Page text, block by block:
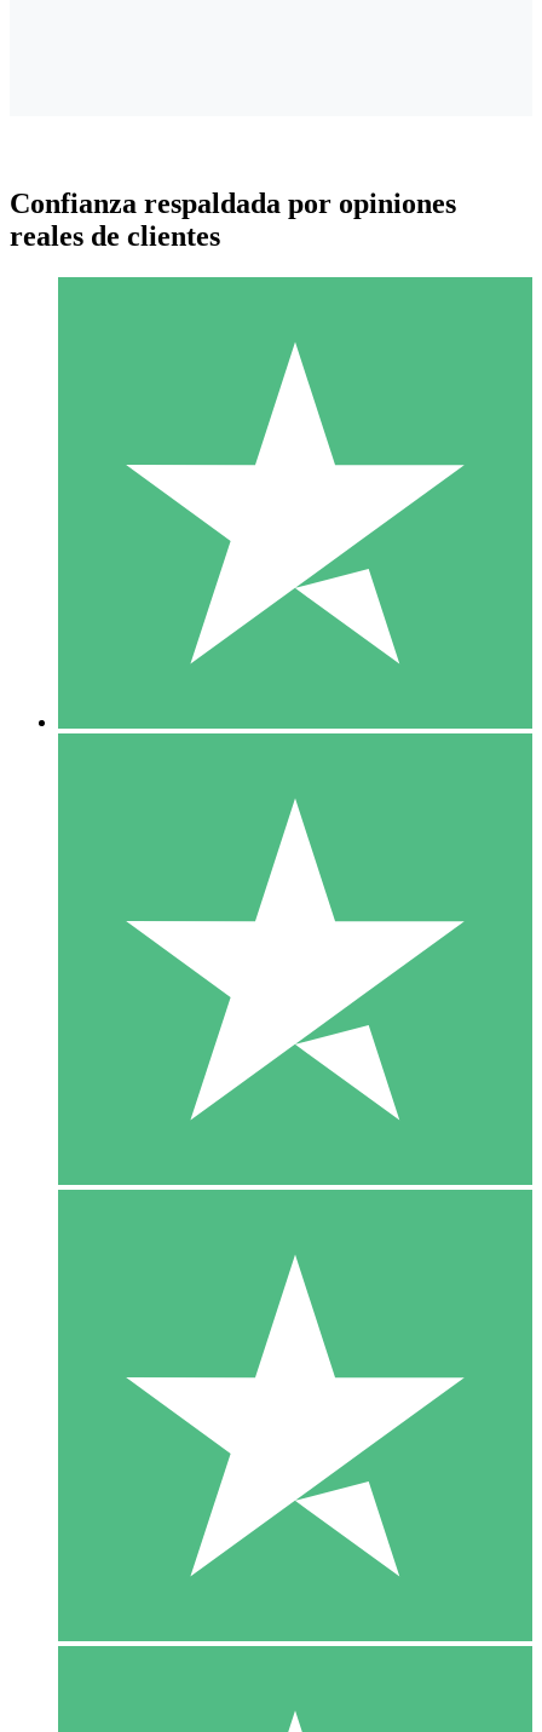
Paquetes de Créditos Individuales
Paga según el uso con créditos de descarga. Sin compromiso
10 00
10 Descargas
20 00
Confianza respaldada por opiniones
reales de clientes